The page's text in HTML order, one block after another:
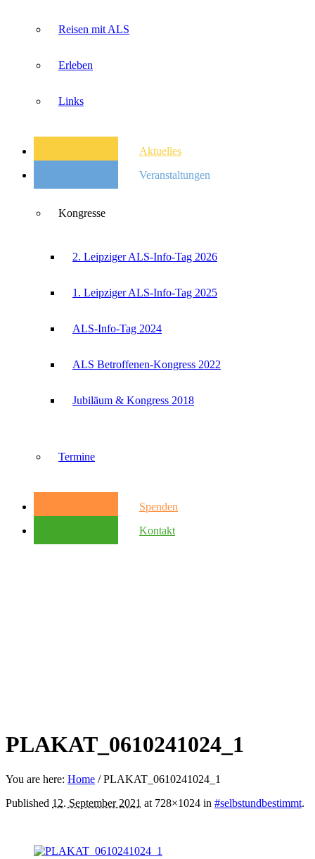
Reisen mit ALS
Erleben
Links
Aktuelles
Veranstaltungen
Kongresse
2. Leipziger ALS-Info-Tag 2026
1. Leipziger ALS-Info-Tag 2025
ALS-Info-Tag 2024
ALS Betroffenen-Kongress 2022
Jubiläum & Kongress 2018
Termine
Spenden
Kontakt
PLAKAT_0610241024_1
You are here: Home /PLAKAT_0610241024_1
Published 12. September 2021 at 728×1024 in #selbstundbestimmt.